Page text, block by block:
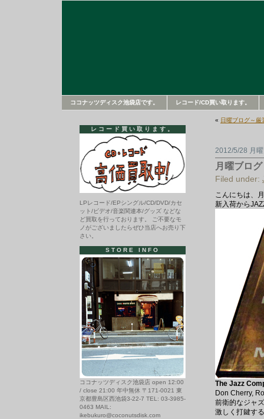
ココナッツディスク池袋店です。 レコード/CD買い取ります。
« 日曜ブログ～厳
2012/5/28 月
月曜ブログ
Filed under:
こんにちは、
新入荷から
The Jazz
Don Cherry,
前衛的なジャ
激しく打鍵す
レコード買い取ります。
LPレコード/EPシングル/CD/DVD/カセ
ット/ビデオ/音楽関連本/グッズ などな
ど買取を行っております。 ご不要なモ
ノがございましたらぜひ当店へお売り下
さい。
STORE INFO
ココナッツディスク池袋店 open 12:00
/ close 21:00 年中無休 〒171-0021 東
京都豊島区西池袋3-22-7 TEL: 03-3985-
0463 MAIL:
ikebukuro@coconutsdisk.com